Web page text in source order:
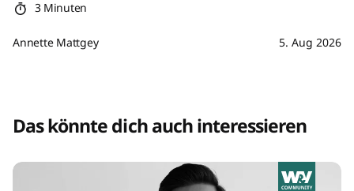
3 Minuten
Annette Mattgey 5. Aug 2026
Das könnte dich auch interessieren